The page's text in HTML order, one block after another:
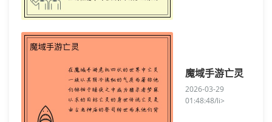
魔域手游亡灵
2026-03-29
01:48:48/li>